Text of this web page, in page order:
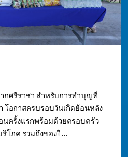
กศรีราชา สำหรับการทำบุญที่
โอกาสครบรอบวันเกิดย้อนหลัง
นครั้งแรกพร้อมด้วยครอบครัว
โภค รวมถึงของใ …